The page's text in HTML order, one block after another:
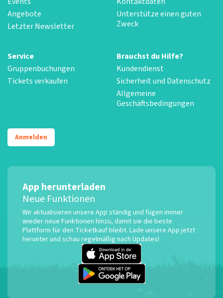
Angebote
Letzter Newsletter
Unterstütze einen guten
Zweck
Service
Gruppenbuchungen
Tickets verkaufen
Brauchst du Hilfe?
Kundendienst
Sicherheit und Datenschutz
Allgemeine
Geschäftsbedingungen
Anmelden
App herunterladen
Neue Funktionen
Wir aktualisieren unsere App ständig und fügen immer
wieder neue Funktionen hinzu, damit sie die beste
Plattform für den Ticketkauf bleibt. Lade unsere App jetzt
herunter und schau regelmäßig nach Updates!